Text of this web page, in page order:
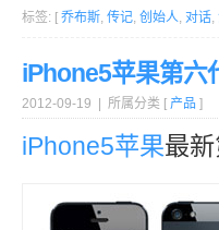
标签: [ 乔布斯, 传记, 创始人, 对话,
iPhone5苹果第六
2012-09-19 | 所属分类 [ 产品 ]
iPhone5苹果最